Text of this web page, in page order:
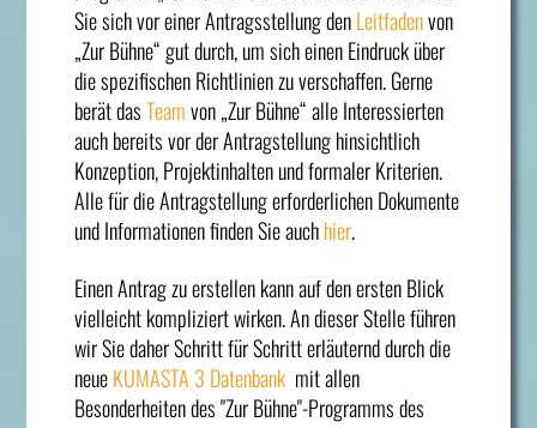
Sie sich vor einer Antragsstellung denLeitfadenvon
„Zur Bühne“ gut durch, um sich einen Eindruck über
die spezifischen Richtlinien zu verschaffen. Gerne
berät dasTeamvon „Zur Bühne“ alle Interessierten
auch bereits vor der Antragstellung hinsichtlich
Konzeption, Projektinhalten und formaler Kriterien.
Alle für die Antragstellung erforderlichen Dokumente
und Informationen finden Sie auchhier.
Einen Antrag zu erstellen kann auf den ersten Blick
vielleicht kompliziert wirken. An dieser Stelle führen
wir Sie daher Schritt für Schritt erläuternd durch die
neueKUMASTA 3 Datenbank mit allen
Besonderheiten des "Zur Bühne"-Programms des